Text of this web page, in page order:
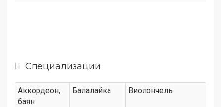
Специализации
Аккордеон,
баян
Балалайка Виолончель